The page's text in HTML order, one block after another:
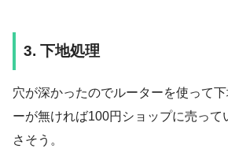
3. 下地処理
穴が深かったのでルーターを使って
ーが無ければ100円ショップに売って
さそう。